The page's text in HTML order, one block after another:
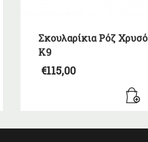
Σκουλαρίκια Ρόζ Χρυσό
Κ9
€115,00